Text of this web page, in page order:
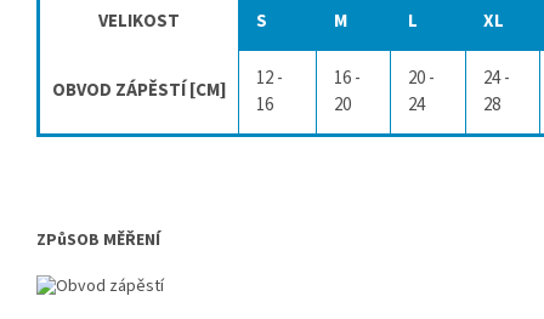
VELIKOST S M L XL
OBVOD ZÁPĚSTÍ [CM]
12 -
16
16 -
20
20 -
24
24 -
28
ZPůSOB MĚŘENÍ